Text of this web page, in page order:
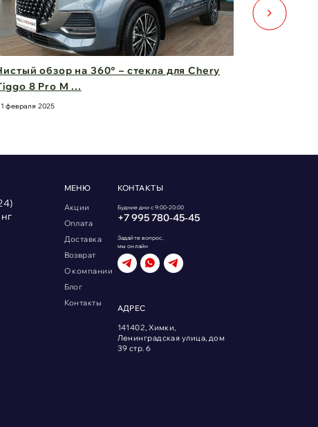
для Chery
Двери для Changan UNI-V — стиль,
МЕНЮ
Акции
Оплата
Доставка
Возврат
О компании
Блог
Контакты
КОНТАКТЫ
Будние дни с 9:00-20:00
+7 995 780‑45‑45
Задайте вопрос,
мы онлайн
АДРЕС
141402, Химки,
Ленинградская улица, дом
39 стр. 6